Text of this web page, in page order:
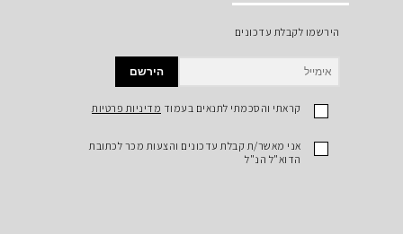
הירשמו לקבלת עדכונים
הירשם
קראתי והסכמתי לתנאים בעמוד מדיניות פרטיות
אני מאשר/ת קבלת עדכונים והצעות מכר לכתובת
הדוא"ל הנ"ל